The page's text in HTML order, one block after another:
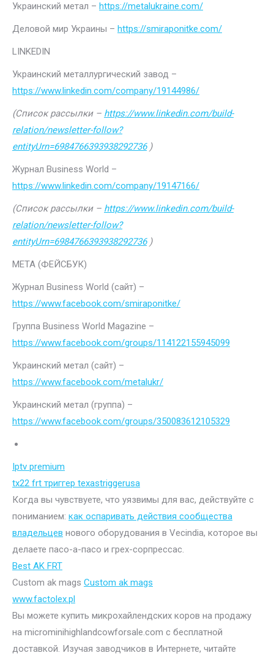
Украинский метал – https://metalukraine.com/
Деловой мир Украины – https://smiraponitke.com/
LINKEDIN
Украинский металлургический завод –
https://www.linkedin.com/company/19144986/
(Список рассылки – https://www.linkedin.com/build-
relation/newsletter-follow?
entityUrn=6984766393938292736)
Журнал Business World –
https://www.linkedin.com/company/19147166/
(Список рассылки – https://www.linkedin.com/build-
relation/newsletter-follow?
entityUrn=6984766393938292736)
МЕТА (ФЕЙСБУК)
Журнал Business World (сайт) –
https://www.facebook.com/smiraponitke/
Группа Business World Magazine –
https://www.facebook.com/groups/114122155945099
Украинский метал (сайт) –
https://www.facebook.com/metalukr/
Украинский метал (группа) –
https://www.facebook.com/groups/350083612105329
Iptv premium
tx22 frt триггер texastriggerusa
Когда вы чувствуете, что уязвимы для вас, действуйте с
пониманием: как оспаривать действия сообщества
владельцев нового оборудования в Vecindia, которое вы
делаете пасо-а-пасо и грех-сорпрессас.
Best AK FRT
Custom ak mags Custom ak mags
www.factolex.pl
Вы можете купить микрохайлендских коров на продажу
на microminihighlandcowforsale.com с бесплатной
доставкой. Изучая заводчиков в Интернете, читайте